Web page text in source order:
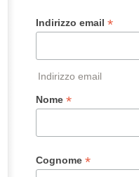
Indirizzo email *
Indirizzo email
Nome *
Cognome *